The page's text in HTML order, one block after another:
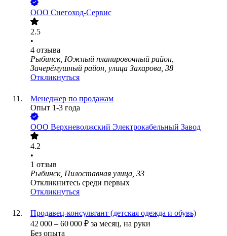
ООО Снегоход-Сервис
2.5
•
4 отзыва
Рыбинск, Южный планировочный район,
Зачерёмушный район, улица Захарова, 38
Откликнуться
Менеджер по продажам
Опыт 1-3 года
ООО Верхневолжский Электрокабельный Завод
4.2
•
1 отзыв
Рыбинск, Пилоставная улица, 33
Откликнитесь среди первых
Откликнуться
Продавец-консультант (детская одежда и обувь)
42 000 – 60 000 ₽ за месяц, на руки
Без опыта